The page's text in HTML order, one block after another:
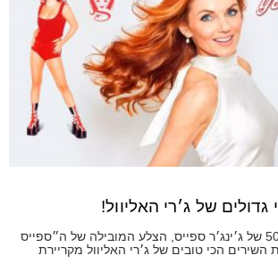
לכבוד יום הולדתה ה-50 של ג׳ינג׳ר ספייס, הצלע המובילה של ה״ספייס
הכי טובים של ג׳רי האליוול מקריירת